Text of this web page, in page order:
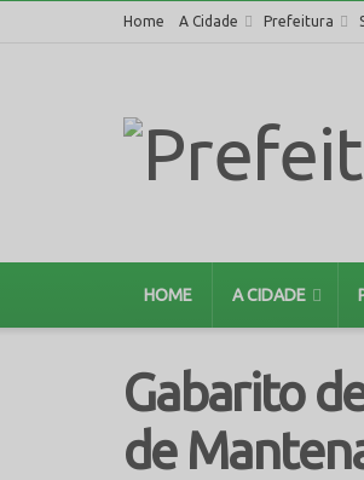
Home A Cidade Prefeitura
HOME A CIDADE
Gabarito
de